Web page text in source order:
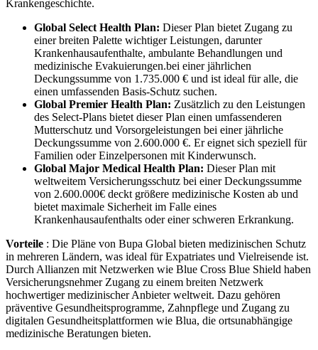
Krankengeschichte.
Global Select Health Plan: Dieser Plan bietet Zugang zu
einer breiten Palette wichtiger Leistungen, darunter
Krankenhausaufenthalte, ambulante Behandlungen und
medizinische Evakuierungen.bei einer jährlichen
Deckungssumme von 1.735.000 € und ist ideal für alle, die
einen umfassenden Basis-Schutz suchen.
Global Premier Health Plan: Zusätzlich zu den Leistungen
des Select-Plans bietet dieser Plan einen umfassenderen
Mutterschutz und Vorsorgeleistungen bei einer jährliche
Deckungssumme von 2.600.000 €. Er eignet sich speziell für
Familien oder Einzelpersonen mit Kinderwunsch.
Global Major Medical Health Plan: Dieser Plan mit
weltweitem Versicherungsschutz bei einer Deckungssumme
von 2.600.000€ deckt größere medizinische Kosten ab und
bietet maximale Sicherheit im Falle eines
Krankenhausaufenthalts oder einer schweren Erkrankung.
Vorteile : Die Pläne von Bupa Global bieten medizinischen Schutz
in mehreren Ländern, was ideal für Expatriates und Vielreisende ist.
Durch Allianzen mit Netzwerken wie Blue Cross Blue Shield haben
Versicherungsnehmer Zugang zu einem breiten Netzwerk
hochwertiger medizinischer Anbieter weltweit. Dazu gehören
präventive Gesundheitsprogramme, Zahnpflege und Zugang zu
digitalen Gesundheitsplattformen wie Blua, die ortsunabhängige
medizinische Beratungen bieten.